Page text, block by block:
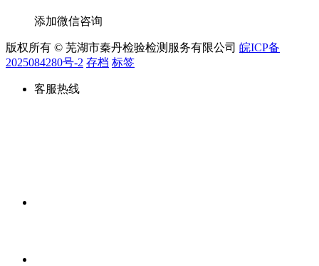
添加微信咨询
版权所有 © 芜湖市秦丹检验检测服务有限公司 皖ICP备
2025084280号-2 存档 标签
客服热线